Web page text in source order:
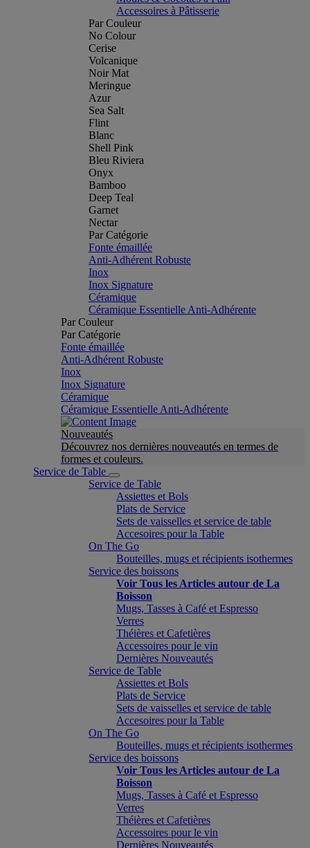
Accessoires à Pâtisserie
Par Couleur
No Colour
Cerise
Volcanique
Noir Mat
Meringue
Azur
Sea Salt
Flint
Blanc
Shell Pink
Bleu Riviera
Onyx
Bamboo
Deep Teal
Garnet
Nectar
Par Catégorie
Fonte émaillée
Anti-Adhérent Robuste
Inox
Inox Signature
Céramique
Céramique Essentielle Anti-Adhérente
Par Couleur
Par Catégorie
Fonte émaillée
Anti-Adhérent Robuste
Inox
Inox Signature
Céramique
Céramique Essentielle Anti-Adhérente
Nouveautés
Découvrez nos dernières nouveautés en termes de
formes et couleurs.
Service de Table
Service de Table
Assiettes et Bols
Plats de Service
Sets de vaisselles et service de table
Accesoires pour la Table
On The Go
Bouteilles, mugs et récipients isothermes
Service des boissons
Voir Tous les Articles autour de La
Boisson
Mugs, Tasses à Café et Espresso
Verres
Théières et Cafetières
Accessoires pour le vin
Dernières Nouveautés
Service de Table
Assiettes et Bols
Plats de Service
Sets de vaisselles et service de table
Accesoires pour la Table
On The Go
Bouteilles, mugs et récipients isothermes
Service des boissons
Voir Tous les Articles autour de La
Boisson
Mugs, Tasses à Café et Espresso
Verres
Théières et Cafetières
Accessoires pour le vin
Dernières Nouveautés